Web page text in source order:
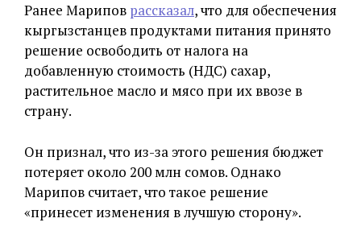
Ранее Марипов рассказал, что для обеспечения
кыргызстанцев продуктами питания принято
решение освободить от налога на
добавленную стоимость (НДС) сахар,
растительное масло и мясо при их ввозе в
страну.
Он признал, что из-за этого решения бюджет
потеряет около 200 млн сомов. Однако
Марипов считает, что такое решение
«принесет изменения в лучшую сторону».